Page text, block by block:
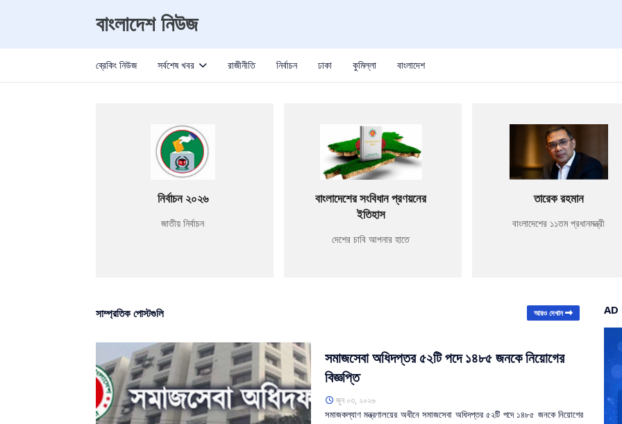
বাংলাদেশ নিউজ
ব্রেকিং নিউজ সর্বশেষ খবর রাজীনীতি নির্বাচন ঢাকা কুমিল্লা বাংলাদেশ
নির্বাচন ২০২৬
জাতীয় নির্বাচন
বাংলাদেশের সংবিধান প্রণয়নের
ইতিহাস
দেশের চাবি আপনার হাতে
তারেক রহমান
বাংলাদেশের ১১তম প্রধানমন্ত্রী
সাম্প্রতিক পোস্টগুলি আরও দেখান
সমাজসেবা অধিদপ্তর ৫২টি পদে ১৪৮৫ জনকে নিয়োগের
বিজ্ঞপ্তি
জুন ০৩, ২০২৬
সমাজকল্যাণ মন্ত্রণালয়ের অধীনে সমাজসেবা অধিদপ্তর ৫২টি পদে ১৪৮৫ জনকে নিয়োগের
AD